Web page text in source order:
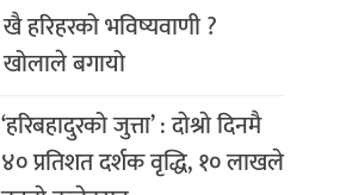
खै हरिहरको भविष्यवाणी ?
खोलाले बगायो
‘हरिबहादुरको जुत्ता’ : दाेश्राे दिनमै
४० प्रतिशत दर्शक वृद्धि, १० लाखले